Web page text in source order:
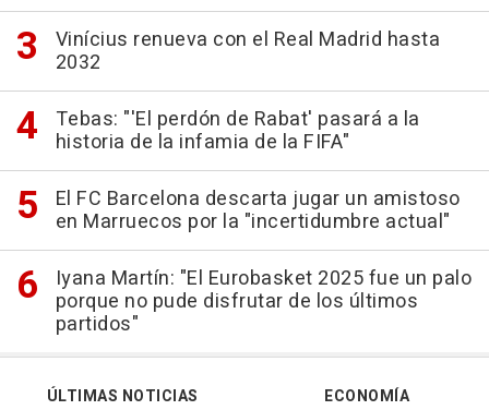
Vinícius renueva con el Real Madrid hasta
2032
Tebas: "'El perdón de Rabat' pasará a la
historia de la infamia de la FIFA"
El FC Barcelona descarta jugar un amistoso
en Marruecos por la "incertidumbre actual"
Iyana Martín: "El Eurobasket 2025 fue un palo
porque no pude disfrutar de los últimos
partidos"
ÚLTIMAS NOTICIAS
ECONOMÍA